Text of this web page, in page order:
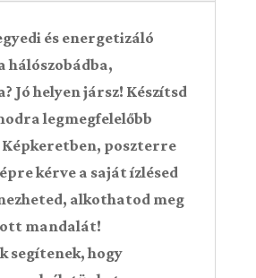
és energetizáló
hálószobádba,
Jó helyen jársz! Készítsd
legmegfelelőbb
poszterre
kérve a saját ízlésed
alkothatod meg
mandalát!
segítenek, hogy